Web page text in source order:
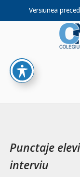
Versiunea
Home
Punctaje
interviu